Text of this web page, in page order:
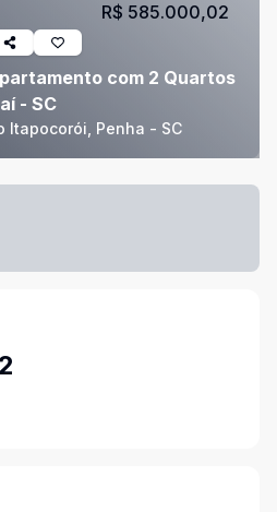
com 2 Quartos
- SC
Itapocorói, Penha - SC
R$ 585.000,02